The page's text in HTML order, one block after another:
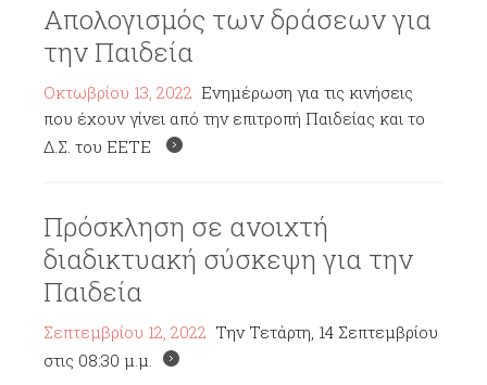
Απολογισμός των δράσεων για
την Παιδεία
Οκτωβρίου 13, 2022 Ενημέρωση για τις κινήσεις
που έχουν γίνει από την επιτροπή Παιδείας και το
Δ.Σ. του ΕΕΤΕ
Πρόσκληση σε ανοιχτή
διαδικτυακή σύσκεψη για την
Παιδεία
Σεπτεμβρίου 12, 2022 Την Τετάρτη, 14 Σεπτεμβρίου
στις 08:30 μ.μ.